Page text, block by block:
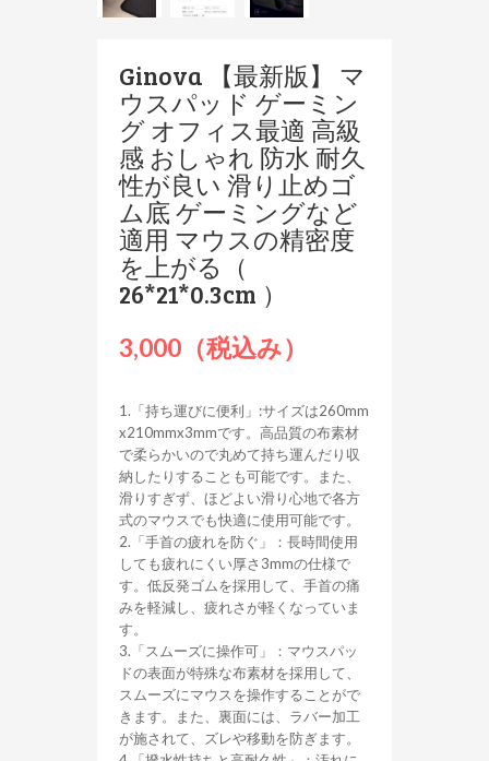
Ginova 【最新版】 マ
ウスパッド ゲーミン
グ オフィス最適 高級
感 おしゃれ 防水 耐久
性が良い 滑り止めゴ
ム底 ゲーミングなど
適用 マウスの精密度
を上がる（
26*21*0.3cm ）
3,000（税込み）
1.「持ち運びに便利」:サイズは260mm
x210mmx3mmです。高品質の布素材
で柔らかいので丸めて持ち運んだり収
納したりすることも可能です。また、
滑りすぎず、ほどよい滑り心地で各方
式のマウスでも快適に使用可能です。
2.「手首の疲れを防ぐ」：長時間使用
しても疲れにくい厚さ3mmの仕様で
す。低反発ゴムを採用して、手首の痛
みを軽減し、疲れさが軽くなっていま
す。
3.「スムーズに操作可」：マウスパッ
ドの表面が特殊な布素材を採用して、
スムーズにマウスを操作することがで
きます。また、裏面には、ラバー加工
が施されて、ズレや移動を防ぎます。